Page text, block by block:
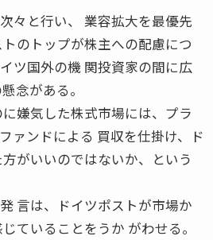
々と行い、 業容拡大を最優先
のトップが株主への配慮につ
ツ国外の機 関投資家の間に広
念がある。
嫌気した株式市場には、プラ
ァンドによる 買収を仕掛け、ド
がいいのではないか、という
言は、ドイツポストが市場か
ていることをうか がわせる。